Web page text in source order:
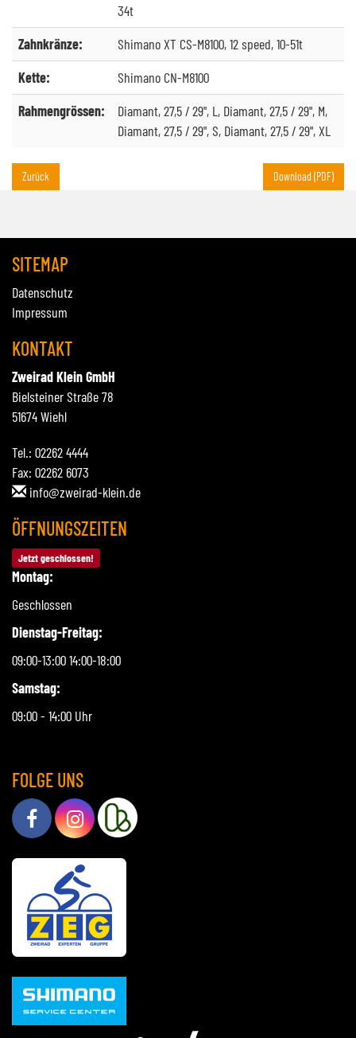
34t
Zahnkränze:
Shimano XT CS-M8100, 12 speed, 10-51t
Kette:
Shimano CN-M8100
Rahmengrössen:
Diamant, 27,5 / 29", L, Diamant, 27,5 / 29", M,
Diamant, 27,5 / 29", S, Diamant, 27,5 / 29", XL
Zurück Download (PDF)
SITEMAP
Datenschutz
Impressum
KONTAKT
Zweirad Klein GmbH
Bielsteiner Straße 78
51674 Wiehl
Tel.: 02262 4444
Fax: 02262 6073
info@zweirad-klein.de
ÖFFNUNGSZEITEN
Jetzt geschlossen!
Montag:
Geschlossen
Dienstag-Freitag:
09:00-13:00 14:00-18:00
Samstag:
09:00 - 14:00 Uhr
FOLGE UNS